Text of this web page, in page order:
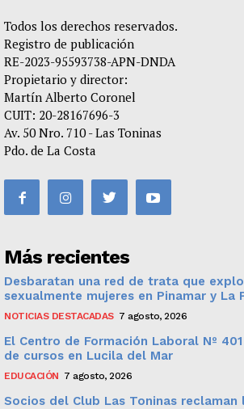
Todos los derechos reservados.
Registro de publicación
RE-2023-95593738-APN-DNDA
Propietario y director:
Martín Alberto Coronel
CUIT: 20-28167696-3
Av. 50 Nro. 710 - Las Toninas
Pdo. de La Costa
Más recientes
Desbaratan una red de trata que
sexualmente mujeres en Pinamar y La
NOTICIAS DESTACADAS 7 agosto, 2026
El Centro de Formación Laboral Nº
de cursos en Lucila del Mar
EDUCACIÓN 7 agosto, 2026
Socios del Club Las Toninas reclaman